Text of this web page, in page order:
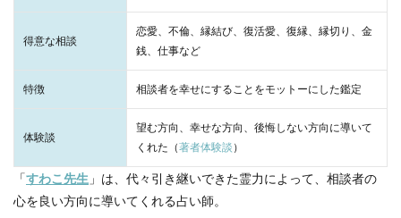
得意な相談
恋愛、不倫、縁結び、復活愛、復縁、縁切り、金
銭、仕事など
特徴 相談者を幸せにすることをモットーにした鑑定
体験談
望む方向、幸せな方向、後悔しない方向に導いて
くれた（著者体験談 ）
「すわこ先生 」は、代々引き継いできた霊力によって、相談者の
心を良い方向に導いてくれる占い師。